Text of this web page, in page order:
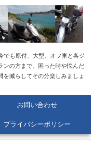
でも原付、大型、オフ車と各ジ
ンの方まで、困った時や悩んだ
減らしてその分楽しみましょ
お問い合わせ
プライバシーポリシー